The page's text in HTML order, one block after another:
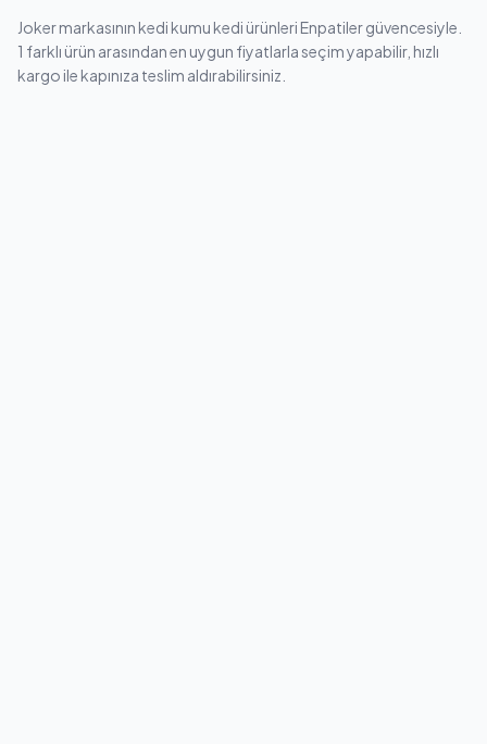
Joker markasının kedi kumu kedi ürünleri Enpatiler güvencesiyle.
1 farklı ürün arasından en uygun fiyatlarla seçim yapabilir, hızlı
kargo ile kapınıza teslim aldırabilirsiniz.